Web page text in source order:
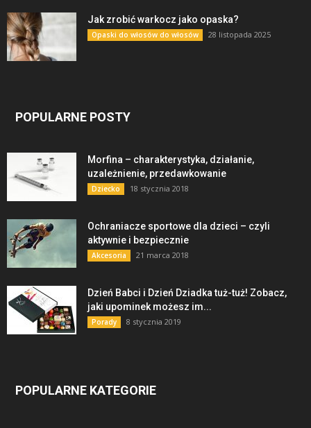
Jak zrobić warkocz jako opaska?
Opaski do włosów do włosów 28 listopada 2025
POPULARNE POSTY
Morfina – charakterystyka, działanie,
uzależnienie, przedawkowanie
Dziecko 18 stycznia 2018
Ochraniacze sportowe dla dzieci – czyli
aktywnie i bezpiecznie
Akcesoria 21 marca 2018
Dzień Babci i Dzień Dziadka tuż-tuż! Zobacz,
jaki upominek możesz im...
Porady 8 stycznia 2019
POPULARNE KATEGORIE